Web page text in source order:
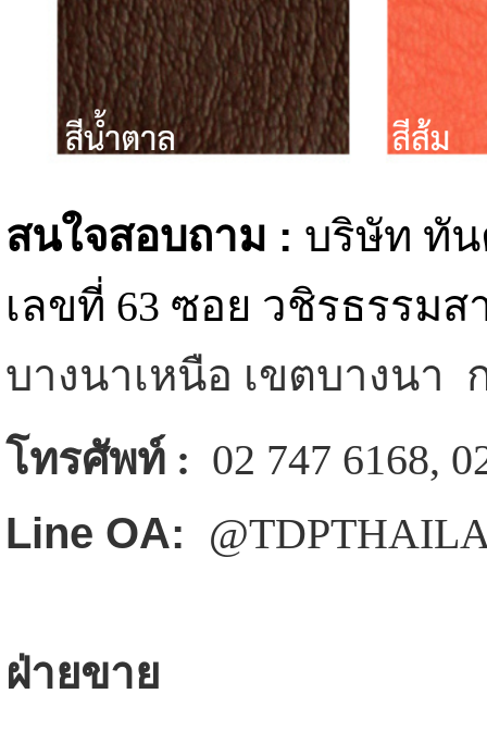
สนใจสอบถาม : บริษัท ทั
เลขที่ 63 ซอย วชิรธรรม
บางนาเหนือ เขตบางนา
โทรศัพท์ : 02 747 6168,
Line OA:
ฝ่ายขาย